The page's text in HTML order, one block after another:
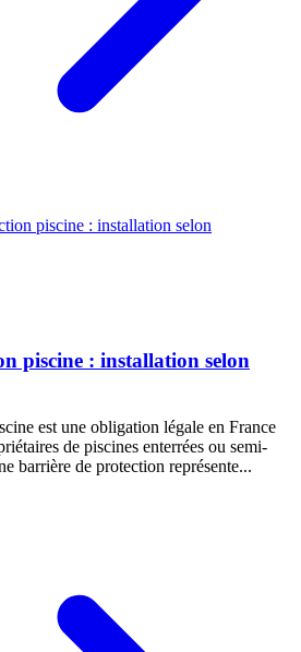
piscine : installation selon
est une obligation légale en France
de piscines enterrées ou semi-
barrière de protection représente...